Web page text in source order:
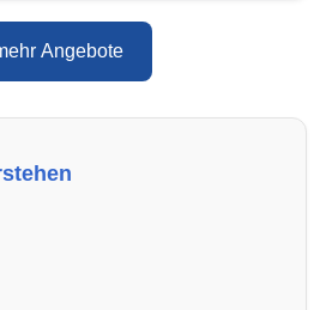
Angebote
rechtmäßig sind und
Belastung optimieren